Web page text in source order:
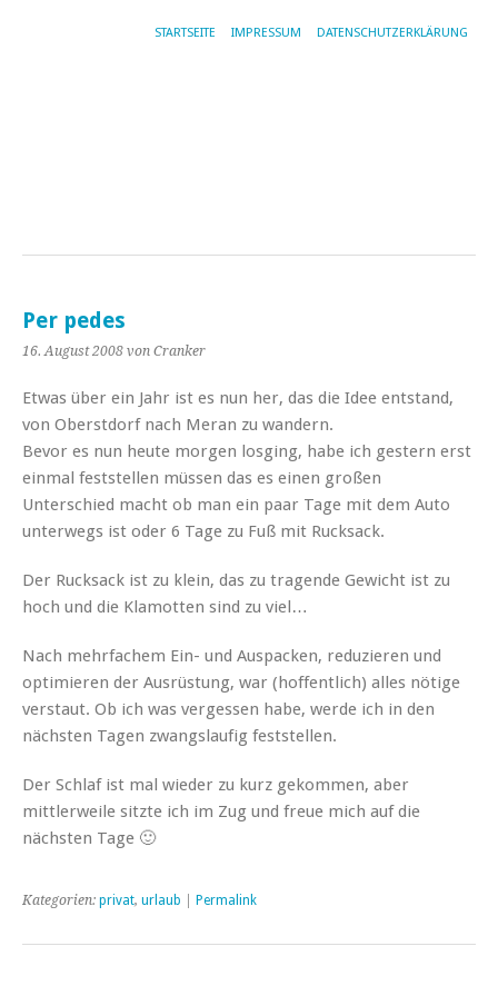
STARTSEITE IMPRESSUM DATENSCHUTZERKLÄRUNG
Per pedes
16. August 2008 von Cranker
Etwas über ein Jahr ist es nun her, das die Idee entstand,
von Oberstdorf nach Meran zu wandern.
Bevor es nun heute morgen losging, habe ich gestern erst
einmal feststellen müssen das es einen großen
Unterschied macht ob man ein paar Tage mit dem Auto
unterwegs ist oder 6 Tage zu Fuß mit Rucksack.
Der Rucksack ist zu klein, das zu tragende Gewicht ist zu
hoch und die Klamotten sind zu viel…
Nach mehrfachem Ein- und Auspacken, reduzieren und
optimieren der Ausrüstung, war (hoffentlich) alles nötige
verstaut. Ob ich was vergessen habe, werde ich in den
nächsten Tagen zwangslaufig feststellen.
Der Schlaf ist mal wieder zu kurz gekommen, aber
mittlerweile sitzte ich im Zug und freue mich auf die
nächsten Tage 🙂
Kategorien: privat, urlaub Permalink